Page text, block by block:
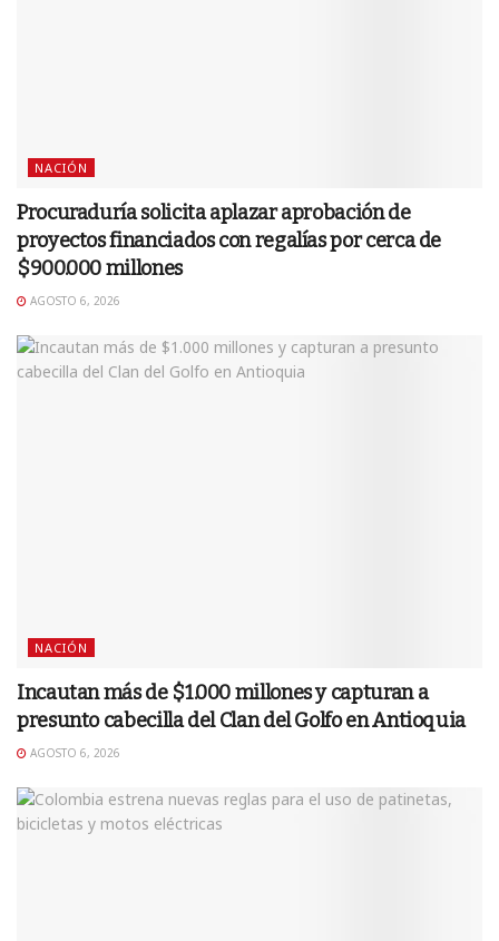
NACIÓN
Procuraduría solicita aplazar aprobación de
proyectos financiados con regalías por cerca de
$900.000 millones
AGOSTO 6, 2026
NACIÓN
Incautan más de $1.000 millones y capturan a
presunto cabecilla del Clan del Golfo en Antioquia
AGOSTO 6, 2026